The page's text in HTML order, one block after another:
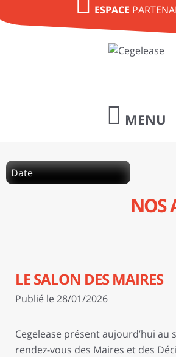
ESPACE
MENU
NOS
LE SALON DES MAIRES
Publié le 28/01/2026
Cegelease présent aujourd’hui au
rendez-vous des Maires et des